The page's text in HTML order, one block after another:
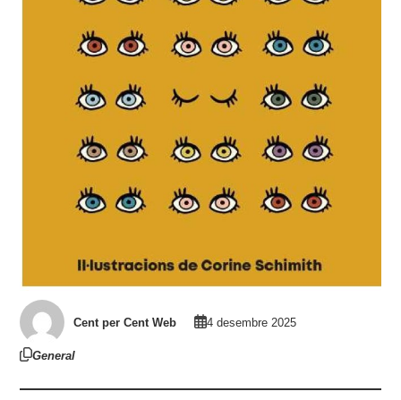
Cent per Cent Web 4 desembre 2025
General